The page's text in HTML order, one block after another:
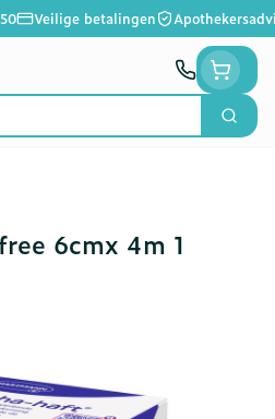
Veilige betalingen
Zoek
6cmx 4m 1